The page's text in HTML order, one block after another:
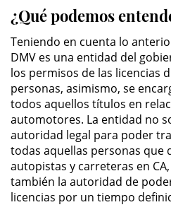
Armas
Aumento
Armas de
Descarga
Arma de
Portar un
Cargada
Delitos de
¿Qué podemos
Teniendo en cuenta lo
DMV es una entidad del
los permisos de las licencias
personas, asimismo, se
todos aquellos títulos en
automotores. La entidad no
autoridad legal para poder
todas aquellas personas que
autopistas y carreteras en
también la autoridad de
licencias por un tiempo